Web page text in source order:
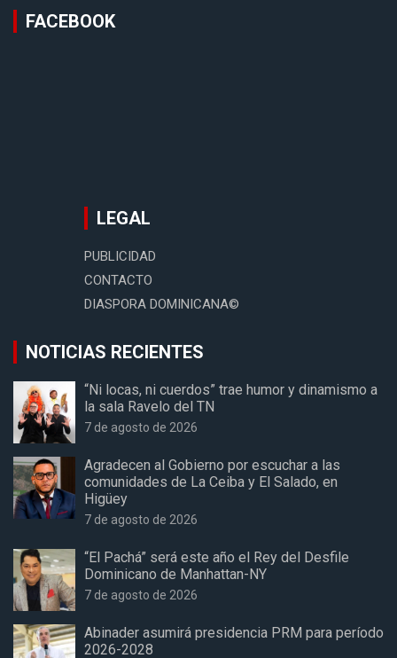
FACEBOOK
LEGAL
PUBLICIDAD
CONTACTO
DIASPORA DOMINICANA©
NOTICIAS RECIENTES
“Ni locas, ni cuerdos” trae humor y dinamismo a
la sala Ravelo del TN
7 de agosto de 2026
Agradecen al Gobierno por escuchar a las
comunidades de La Ceiba y El Salado, en
Higüey
7 de agosto de 2026
“El Pachá” será este año el Rey del Desfile
Dominicano de Manhattan-NY
7 de agosto de 2026
Abinader asumirá presidencia PRM para período
2026-2028